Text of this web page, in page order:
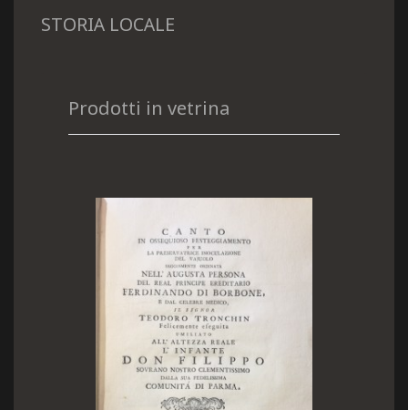
STORIA LOCALE
Prodotti in vetrina